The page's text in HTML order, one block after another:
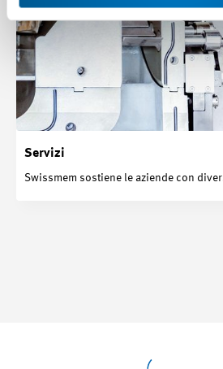
Servizi
Swissmem sostiene le aziende con